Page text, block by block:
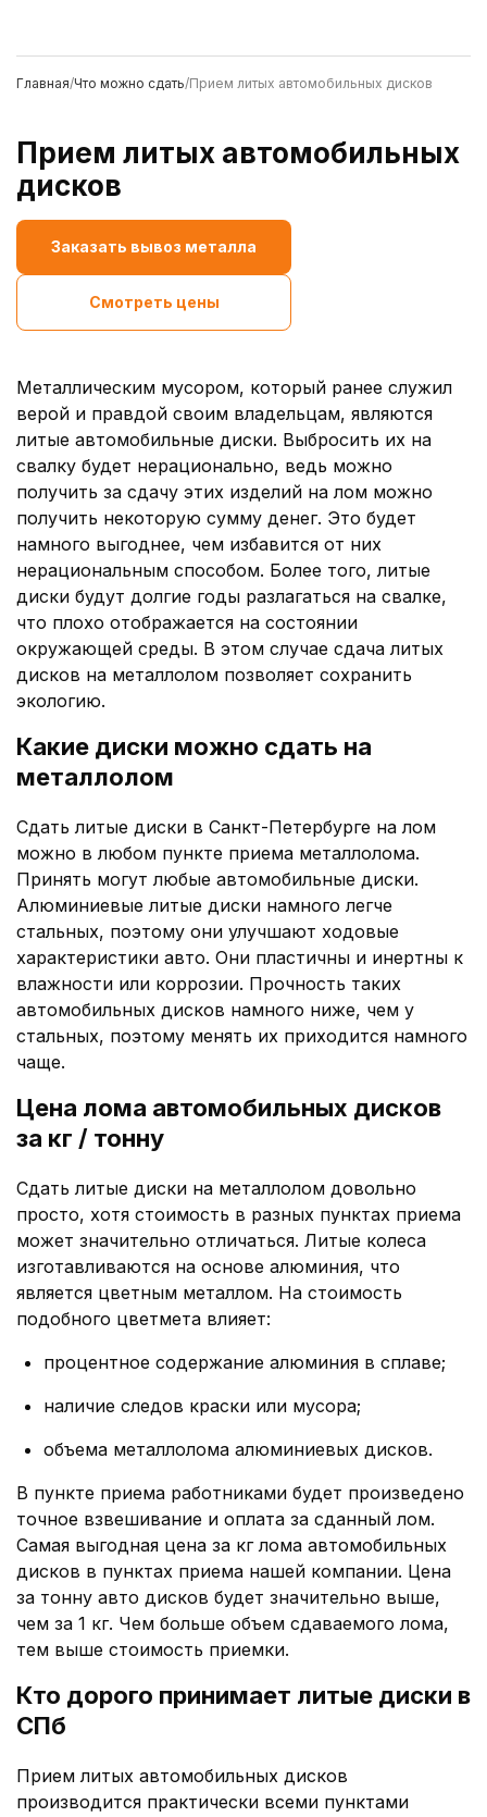
Главная/Что можно сдать/Прием литых автомобильных дисков
Прием литых автомобильных
дисков
Заказать вывоз металла
Смотреть цены
Металлическим мусором, который ранее служил
верой и правдой своим владельцам, являются
литые автомобильные диски. Выбросить их на
свалку будет нерационально, ведь можно
получить за сдачу этих изделий на лом можно
получить некоторую сумму денег. Это будет
намного выгоднее, чем избавится от них
нерациональным способом. Более того, литые
диски будут долгие годы разлагаться на свалке,
что плохо отображается на состоянии
окружающей среды. В этом случае сдача литых
дисков на металлолом позволяет сохранить
экологию.
Какие диски можно сдать на
металлолом
Сдать литые диски в Санкт-Петербурге на лом
можно в любом пункте приема металлолома.
Принять могут любые автомобильные диски.
Алюминиевые литые диски намного легче
стальных, поэтому они улучшают ходовые
характеристики авто. Они пластичны и инертны к
влажности или коррозии. Прочность таких
автомобильных дисков намного ниже, чем у
стальных, поэтому менять их приходится намного
чаще.
Цена лома автомобильных дисков
за кг / тонну
Сдать литые диски на металлолом довольно
просто, хотя стоимость в разных пунктах приема
может значительно отличаться. Литые колеса
изготавливаются на основе алюминия, что
является цветным металлом. На стоимость
подобного цветмета влияет:
процентное содержание алюминия в сплаве;
наличие следов краски или мусора;
объема металлолома алюминиевых дисков.
В пункте приема работниками будет произведено
точное взвешивание и оплата за сданный лом.
Самая выгодная цена за кг лома автомобильных
дисков в пунктах приема нашей компании. Цена
за тонну авто дисков будет значительно выше,
чем за 1 кг. Чем больше объем сдаваемого лома,
тем выше стоимость приемки.
Кто дорого принимает литые диски в
СПб
Прием литых автомобильных дисков
производится практически всеми пунктами